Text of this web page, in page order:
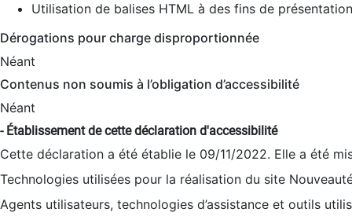
Utilisation de balises HTML à des fins de
Dérogations pour charge disproportionnée
Néant
Contenus non soumis à l’obligation d’accessibilité
Néant
- Établissement de cette déclaration d'accessibilité
Cette déclaration a été établie le 09/11/2022. Elle a été
Technologies utilisées pour la réalisation du site
Agents utilisateurs, technologies d’assistance et outils